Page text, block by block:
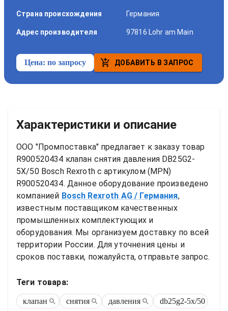
Страна происхождения Германия
Адрес производителя 97816 Lohr am Main
Цена: по запросу ДОБАВИТЬ В ЗАПРОС
Характеристики и описание
ООО "Промпоставка" предлагает к заказу товар
R900520434 клапан снятия давления DB25G2-
5X/50 Bosch Rexroth
R900520434. Данное оборудование произведено
компанией Bosch Rexroth AG / Германия,
известным поставщиком качественных
промышленных комплектующих и
оборудования. Мы организуем доставку по всей
территории России. Для уточнения цены и
сроков поставки, пожалуйста, отправьте запрос.
Теги товара:
клапан снятия давления db25g2-5x/50